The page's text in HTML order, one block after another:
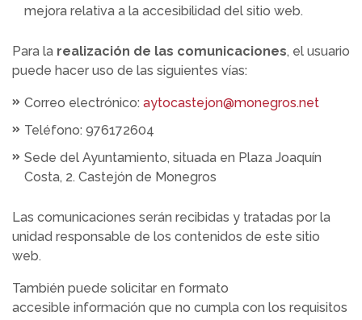
mejora relativa a la accesibilidad del sitio web.
Para la realización de las comunicaciones, el usuario
puede hacer uso de las siguientes vías:
Correo electrónico: aytocastejon@monegros.net
Teléfono: 976172604
Sede del Ayuntamiento, situada en Plaza Joaquín
Costa, 2. Castejón de Monegros
Las comunicaciones serán recibidas y tratadas por la
unidad responsable de los contenidos de este sitio
web.
También puede solicitar en formato
accesible información que no cumpla con los requisitos